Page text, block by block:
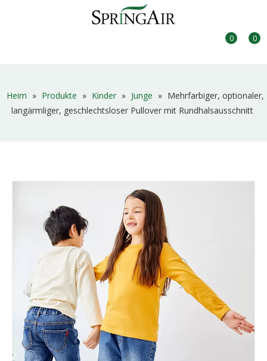
0 0
Heim » Produkte » Kinder » Junge » Mehrfarbiger, optionaler,
langärmliger, geschlechtsloser Pullover mit Rundhalsausschnitt